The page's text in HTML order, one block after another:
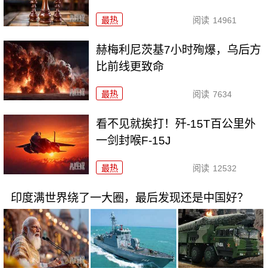
最热 阅读 14961
赫梅利尼茨基7小时殉爆，乌后方
比前线更致命
最热 阅读 7634
看不见就挨打！歼-15T百公里外
一剑封喉F-15J
最热 阅读 12532
印度满世界绕了一大圈，最后发现还是中国好？